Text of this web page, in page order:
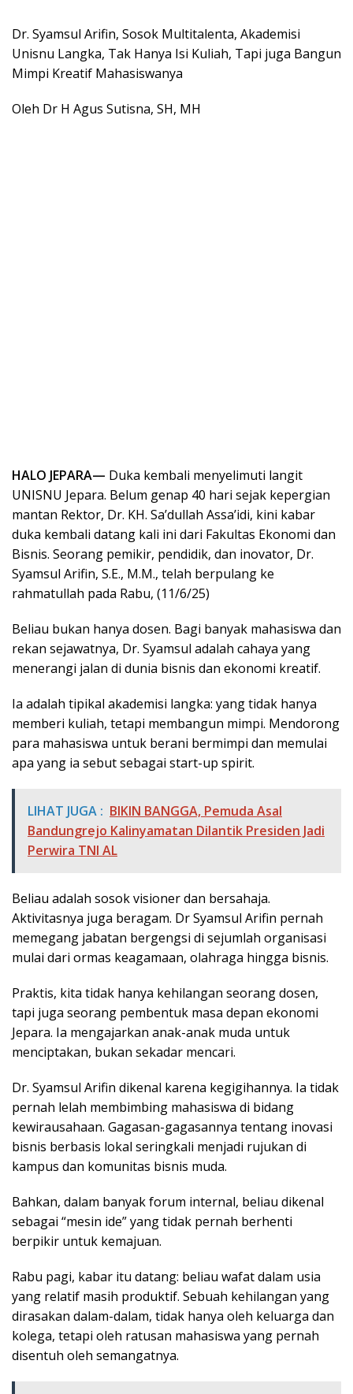
Dr. Syamsul Arifin, Sosok Multitalenta, Akademisi
Unisnu Langka, Tak Hanya Isi Kuliah, Tapi juga Bangun
Mimpi Kreatif Mahasiswanya
Oleh Dr H Agus Sutisna, SH, MH
HALO JEPARA— Duka kembali menyelimuti langit
UNISNU Jepara. Belum genap 40 hari sejak kepergian
mantan Rektor, Dr. KH. Sa’dullah Assa’idi, kini kabar
duka kembali datang kali ini dari Fakultas Ekonomi dan
Bisnis. Seorang pemikir, pendidik, dan inovator, Dr.
Syamsul Arifin, S.E., M.M., telah berpulang ke
rahmatullah pada Rabu, (11/6/25)
Beliau bukan hanya dosen. Bagi banyak mahasiswa dan
rekan sejawatnya, Dr. Syamsul adalah cahaya yang
menerangi jalan di dunia bisnis dan ekonomi kreatif.
Ia adalah tipikal akademisi langka: yang tidak hanya
memberi kuliah, tetapi membangun mimpi. Mendorong
para mahasiswa untuk berani bermimpi dan memulai
apa yang ia sebut sebagai start-up spirit.
LIHAT JUGA : BIKIN BANGGA, Pemuda Asal
Bandungrejo Kalinyamatan Dilantik Presiden Jadi
Perwira TNI AL
Beliau adalah sosok visioner dan bersahaja.
Aktivitasnya juga beragam. Dr Syamsul Arifin pernah
memegang jabatan bergengsi di sejumlah organisasi
mulai dari ormas keagamaan, olahraga hingga bisnis.
Praktis, kita tidak hanya kehilangan seorang dosen,
tapi juga seorang pembentuk masa depan ekonomi
Jepara. Ia mengajarkan anak-anak muda untuk
menciptakan, bukan sekadar mencari.
Dr. Syamsul Arifin dikenal karena kegigihannya. Ia tidak
pernah lelah membimbing mahasiswa di bidang
kewirausahaan. Gagasan-gagasannya tentang inovasi
bisnis berbasis lokal seringkali menjadi rujukan di
kampus dan komunitas bisnis muda.
Bahkan, dalam banyak forum internal, beliau dikenal
sebagai “mesin ide” yang tidak pernah berhenti
berpikir untuk kemajuan.
Rabu pagi, kabar itu datang: beliau wafat dalam usia
yang relatif masih produktif. Sebuah kehilangan yang
dirasakan dalam-dalam, tidak hanya oleh keluarga dan
kolega, tetapi oleh ratusan mahasiswa yang pernah
disentuh oleh semangatnya.